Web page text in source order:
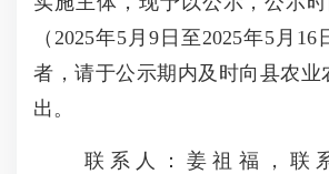
（2025年5月9日至2025年5月
者，请于公示期内及时向县农业
出。
联系人：姜祖福，联系